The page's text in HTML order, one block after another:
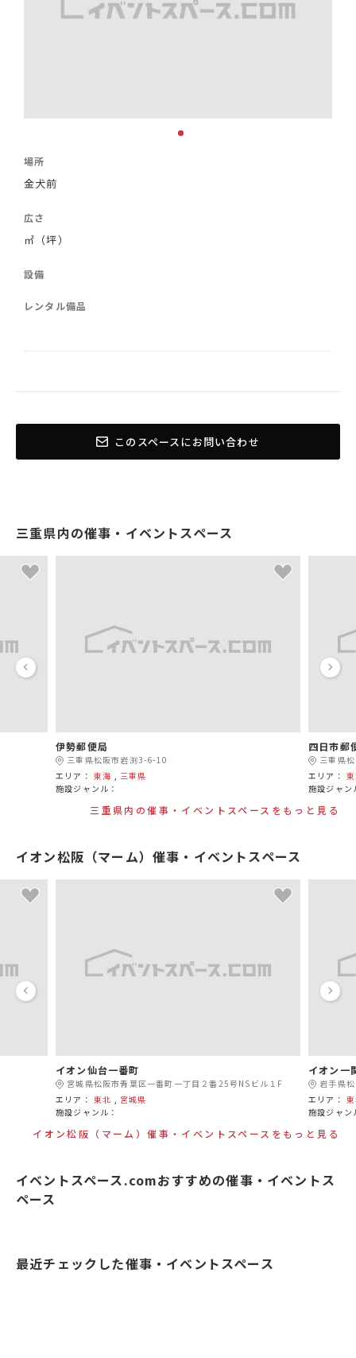
場所
金犬前
広さ
㎡（坪）
設備
レンタル備品
このスペースにお問い合わせ
三重県内の催事・イベントスペース
伊勢郵便局
三重県松阪市岩渕3-6-10
エリア： 東海 , 三重県
施設ジャンル：
四日市郵
三重県
エリア：
施設ジャン
三重県内の催事・イベントスペースをもっと見る
イオン松阪（マーム）催事・イベントスペース
イオン仙台一番町
宮城県松阪市青葉区一番町一丁目２番25号NSビル１F
エリア： 東北
宮城県
施設ジャンル：
イオン一
岩手県
エリア：
施設ジャン
イオン松阪（マーム）催事・イベントスペースをもっと見る
イベントスペース.comおすすめの催事・イベントス
ペース
最近チェックした催事・イベントスペース